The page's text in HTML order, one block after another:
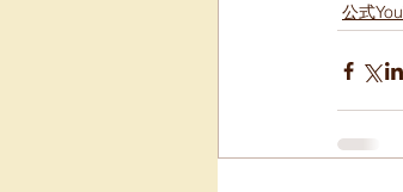
公式